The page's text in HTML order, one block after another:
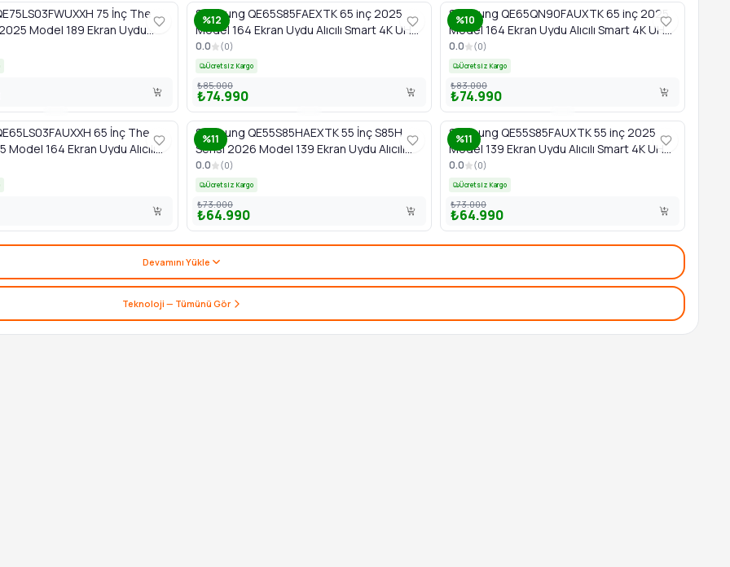
75 İnç The
Model 189 Ekran Uydu
4K Neo QLED Art TV
%12
Samsung QE65S85FAEXTK 65 inç 2025
Model 164 Ekran Uydu Alıcılı Smart 4K UHD
OLED Yapay Zeka TV
0.0 (0)
Ücretsiz Kargo
₺85.000
₺74.990
%10
Samsung QE65QN90FAUXTK 65 inç 2025
Model 164 Ekran Uydu Alıcılı Smart 4K UHD
Neo QLED Mini LED Yapay Zeka TV
0.0 (0)
Ücretsiz Kargo
₺83.000
₺74.990
65 İnç The
Model 164 Ekran Uydu Alıcılı
TV
%11
Samsung QE55S85HAEXTK 55 İnç S85H
Serisi 2026 Model 139 Ekran Uydu Alıcılı
Smart 4K OLED TV
0.0 (0)
Ücretsiz Kargo
₺73.000
₺64.990
%11
Samsung QE55S85FAUXTK 55 inç 2025
Model 139 Ekran Uydu Alıcılı Smart 4K UHD
OLED Yapay Zeka TV
0.0 (0)
Ücretsiz Kargo
₺73.000
₺64.990
Devamını Yükle
Teknoloji — Tümünü Gör